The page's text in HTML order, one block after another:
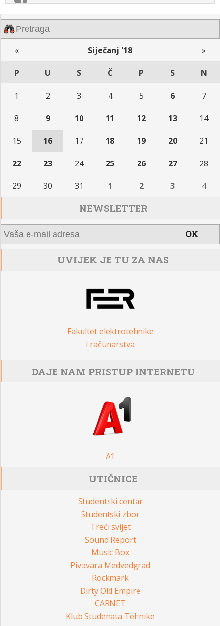
« Siječanj '18 »
P U S Č P S N
1 2 3 4 5 6 7
8 9 10 11 12 13 14
15 16 17 18 19 20 21
22 23 24 25 26 27 28
29 30 31 1 2 3 4
NEWSLETTER
UVIJEK JE TU ZA NAS
Fakultet elektrotehnike
i računarstva
DAJE NAM PRISTUP INTERNETU
A1
UTIČNICE
Studentski centar
Studentski zbor
Treći svijet
Sound Report
Music Box
Pivovara Medvedgrad
Rockmark
Dirty Old Empire
CARNET
Klub Studenata Tehnike